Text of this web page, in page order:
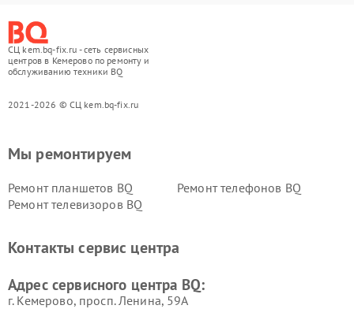
СЦ kem.bq-fix.ru - сеть сервисных
центров в Кемерово по ремонту и
обслуживанию техники BQ
2021-2026 © СЦ kem.bq-fix.ru
Мы ремонтируем
Ремонт планшетов BQ
Ремонт телефонов BQ
Ремонт телевизоров BQ
Контакты сервис центра
Адрес сервисного центра BQ:
г. Кемерово, просп. Ленина, 59А